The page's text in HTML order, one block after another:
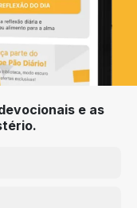
e as